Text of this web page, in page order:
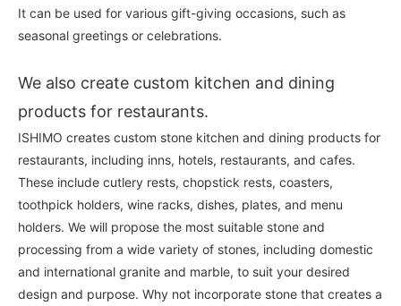
It can be used for various gift-giving occasions, such as
seasonal greetings or celebrations.
We also create custom kitchen and dining
products for restaurants.
ISHIMO creates custom stone kitchen and dining products for
restaurants, including inns, hotels, restaurants, and cafes.
These include cutlery rests, chopstick rests, coasters,
toothpick holders, wine racks, dishes, plates, and menu
holders. We will propose the most suitable stone and
processing from a wide variety of stones, including domestic
and international granite and marble, to suit your desired
design and purpose. Why not incorporate stone that creates a